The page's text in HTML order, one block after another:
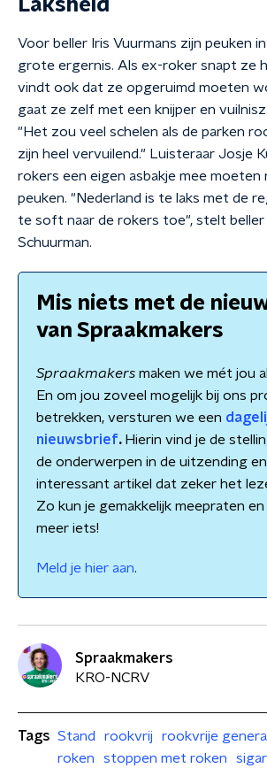
Laksheid
Voor beller Iris Vuurmans zijn peuken
grote ergernis. Als ex-roker snapt ze
vindt ook dat ze opgeruimd moeten
gaat ze zelf met een knijper en
"Het zou veel schelen als de parken
zijn heel vervuilend." Luisteraar Josje
rokers een eigen asbakje mee moeten
peuken. "Nederland is te laks met de
te soft naar de rokers toe", stelt
Schuurman.
Mis niets met de
van Spraakmakers
Spraakmakers maken we mét jou
En om jou zoveel mogelijk bij ons
betrekken, versturen we een
nieuwsbrief.Hierin vind je de
de onderwerpen in de uitzending
interessant artikel dat zeker het
Zo kun je gemakkelijk meepraten
meer iets!
Meld je hier aan.
Spraakmakers
KRO-NCRV
Tags Stand rookvrij
rookvrije
roken
stoppen met roken